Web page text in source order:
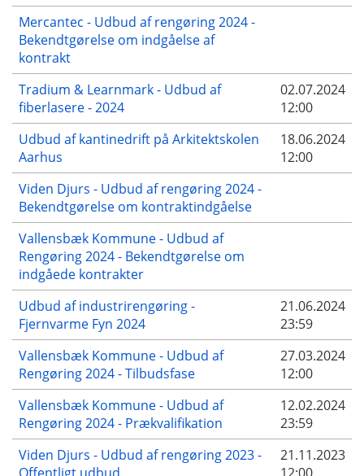
Mercantec - Udbud af rengøring 2024 -
Bekendtgørelse om indgåelse af
kontrakt
Tradium & Learnmark - Udbud af
fiberlasere - 2024
02.07.2024
12:00
Udbud af kantinedrift på Arkitektskolen
Aarhus
18.06.2024
12:00
Viden Djurs - Udbud af rengøring 2024 -
Bekendtgørelse om kontraktindgåelse
Vallensbæk Kommune - Udbud af
Rengøring 2024 - Bekendtgørelse om
indgåede kontrakter
Udbud af industrirengøring -
Fjernvarme Fyn 2024
21.06.2024
23:59
Vallensbæk Kommune - Udbud af
Rengøring 2024 - Tilbudsfase
27.03.2024
12:00
Vallensbæk Kommune - Udbud af
Rengøring 2024 - Prækvalifikation
12.02.2024
23:59
Viden Djurs - Udbud af rengøring 2023 -
21.11.2023